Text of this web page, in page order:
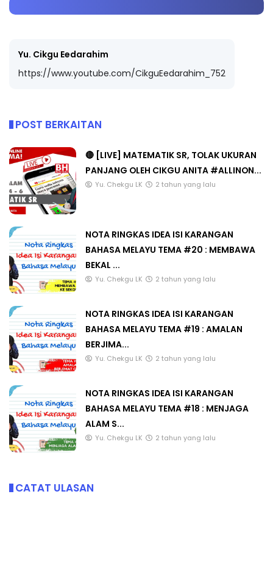
Yu. Cikgu Eedarahim
https://www.youtube.com/CikguEedarahim_752
POST BERKAITAN
🔴 [LIVE] MATEMATIK SR, TOLAK UKURAN
PANJANG OLEH CIKGU ANITA #ALLINON...
Yu. Chekgu LK 2 tahun yang lalu
NOTA RINGKAS IDEA ISI KARANGAN
BAHASA MELAYU TEMA #20 : MEMBAWA
BEKAL ...
Yu. Chekgu LK 2 tahun yang lalu
NOTA RINGKAS IDEA ISI KARANGAN
BAHASA MELAYU TEMA #19 : AMALAN
BERJIMA...
Yu. Chekgu LK 2 tahun yang lalu
NOTA RINGKAS IDEA ISI KARANGAN
BAHASA MELAYU TEMA #18 : MENJAGA
ALAM S...
Yu. Chekgu LK 2 tahun yang lalu
CATAT ULASAN